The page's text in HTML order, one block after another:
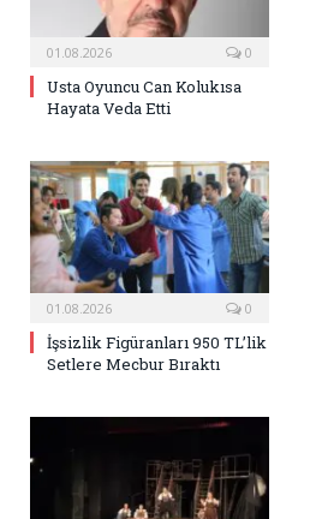
01.08.2026 0
Usta Oyuncu Can Kolukısa
Hayata Veda Etti
01.08.2026 0
İşsizlik Figüranları 950 TL’lik
Setlere Mecbur Bıraktı